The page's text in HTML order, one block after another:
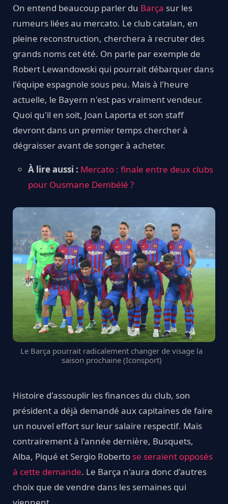
On entend beaucoup parler du Barça sur les
rumeurs liées au mercato. Le club catalan, en
pleine reconstruction, cherchera à recruter des
grands noms cet été. On parle par exemple de
Robert Lewandowski qui pourrait débarquer dans
l'équipe espagnole sous peu. Mais à l'heure
actuelle, le Bayern n'est pas vraiment vendeur.
Quoi qu'il en soit, Joan Laporta et son staff
devront dans un premier temps chercher à
dégraisser avant de songer à acheter.
À lire aussi : Mercato : finale entre deux clubs
pour Ousmane Dembélé ?
Le Barça pourrait radicalement changer de visage la
saison prochaine (Iconsport)
Histoire d'assouplir les finances du club, son
président a déjà demandé aux capitaines de faire
un nouvel effort sur leur salaire respectif. Mais
contrairement à l'année dernière, Busquets,
Alba, Piqué et Sergio Roberto se seraient opposés
à cette demande. Le Barça n'aura donc d'autres
choix que de vendre dans les semaines qui